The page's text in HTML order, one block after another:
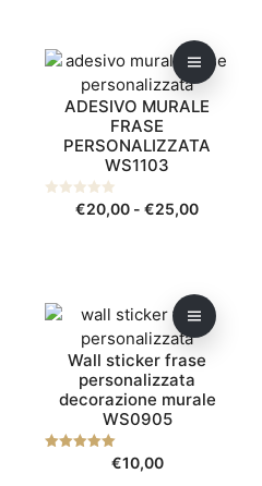
ADESIVO MURALE
FRASE
PERSONALIZZATA
WS1103
€20,00 - €25,00Fascia
€20,00
a
Questo
prodotto
varianti.
Le
opzioni
nella
pagina
prodotto
Wall sticker frase
personalizzata
decorazione murale
WS0905
€10,00
prodotto
varianti.
Le
opzioni